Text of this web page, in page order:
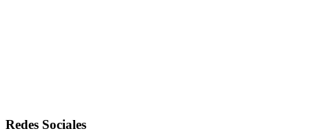
Redes Sociales